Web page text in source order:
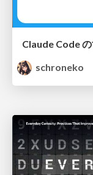
Claude Code
schroneko